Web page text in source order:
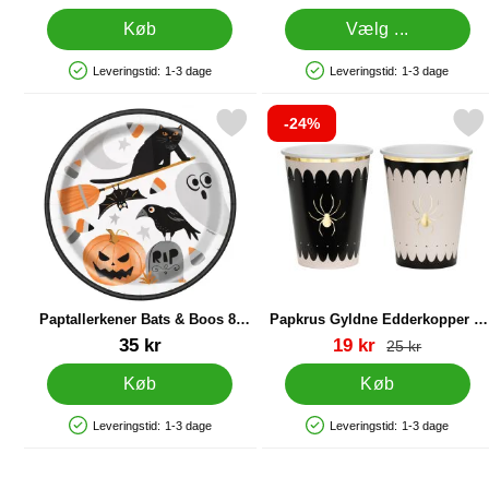
Køb
Produkttilgængelighed: På lager
Leveringstid: 1-3 dage
Vælg ...
Produkttilgængelighed: På lager
Leveringstid: 1-3 dage
Paptallerkener Bats & Boos 8-
pak
35 kr
Køb
Produkttilgængelighed: På lager
Leveringstid: 1-3 dage
Markér paptallerkener Bats & Boos 8-pak som favorit
-24%
Papkrus Gyldne Edderkopper 6-
Varenr 88542
pris
19 kr pris
25 kr
Køb
Produkttilgængelighed: På lager
Leveringstid: 1-3 dage
Markér papkrus Gyldne